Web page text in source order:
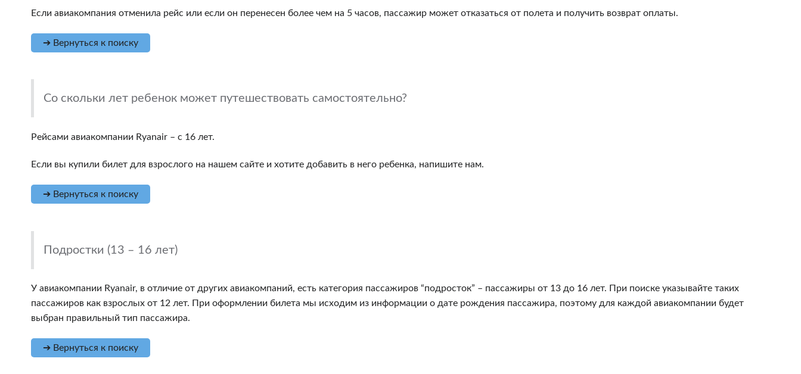
Если авиакомпания отменила рейс или если он перенесен более чем на 5 часов, пассажир может отказаться от полета и получить возврат оплаты.
➔ Вернуться к поиску
Со скольки лет ребенок может путешествовать самостоятельно?
Рейсами авиакомпании Ryanair – с 16 лет.
Если вы купили билет для взрослого на нашем сайте и хотите добавить в него ребенка, напишите нам.
➔ Вернуться к поиску
Подростки (13 – 16 лет)
У авиакомпании Ryanair, в отличие от других авиакомпаний, есть категория пассажиров “подросток” – пассажиры от 13 до 16 лет. При поиске указывайте таких
пассажиров как взрослых от 12 лет. При оформлении билета мы исходим из информации о дате рождения пассажира, поэтому для каждой авиакомпании будет
выбран правильный тип пассажира.
➔ Вернуться к поиску